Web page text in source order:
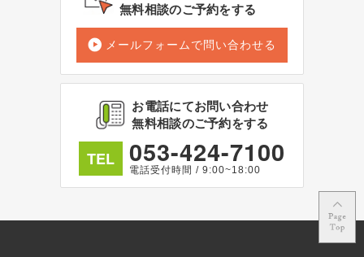
無料相談のご予約をする
メールフォームで問い合わせる
お電話にてお問い合わせ
無料相談のご予約をする
TEL 053-424-7100
電話受付時間 / 9:00~18:00